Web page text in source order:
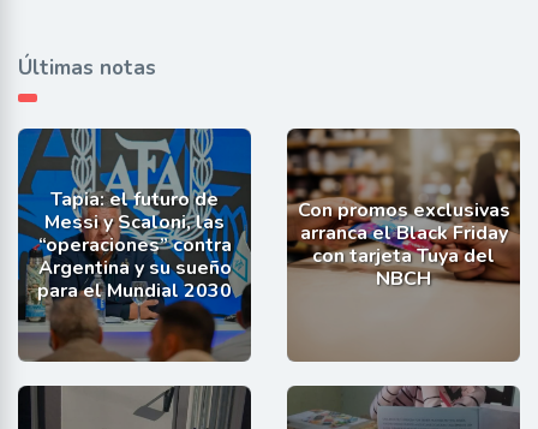
Últimas notas
Tapia: el futuro de
Messi y Scaloni, las
“operaciones” contra
Argentina y su sueño
para el Mundial 2030
Con promos exclusivas
arranca el Black Friday
con tarjeta Tuya del
NBCH